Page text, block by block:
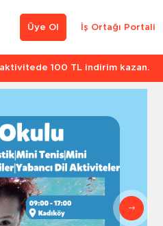
İş Ortağı Portali
Üye Ol
100 TL indirim kazan.